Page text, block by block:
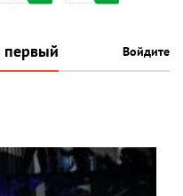
первый Войдите